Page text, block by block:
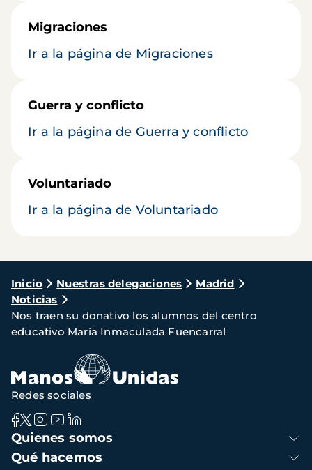
Migraciones
Ir a la página de Migraciones
Guerra y conflicto
Ir a la página de Guerra y conflicto
Voluntariado
Ir a la página de Voluntariado
Ruta
de
navegación
Inicio Nuestras delegaciones
Madrid
Noticias
Nos traen su donativo los alumnos del centro
educativo María Inmaculada Fuencarral
Navegación
principal
Quienes somos
Qué hacemos
Redes sociales